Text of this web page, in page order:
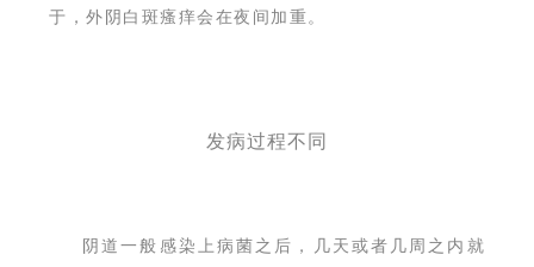
于，外阴白斑瘙痒会在夜间加重。
发病过程不同
阴道一般感染上病菌之后，几天或者几周之内就